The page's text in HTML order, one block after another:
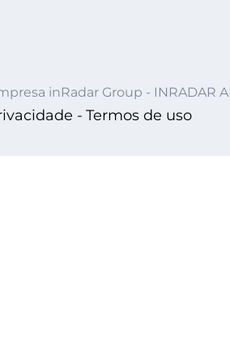
inRadar Group - INRADAR
- Termos de uso